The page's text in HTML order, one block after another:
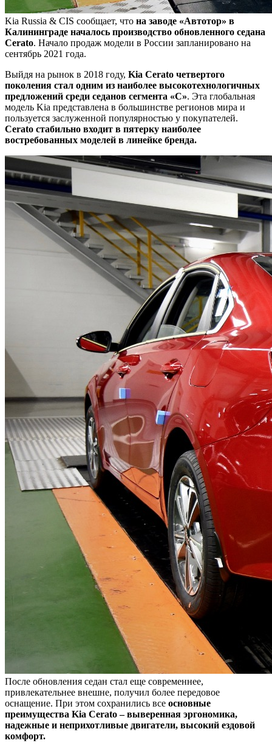
Kia Russia & CIS сообщает, что на заводе «Автотор» в
Калининграде началось производство обновленного седана
Cerato. Начало продаж модели в России запланировано на
сентябрь 2021 года.
Выйдя на рынок в 2018 году, Kia Cerato четвертого
поколения стал одним из наиболее высокотехнологичных
предложений среди седанов сегмента «С». Эта глобальная
модель Kia представлена в большинстве регионов мира и
пользуется заслуженной популярностью у покупателей.
Cerato стабильно входит в пятерку наиболее
востребованных моделей в линейке бренда.
После обновления седан стал еще современнее,
привлекательнее внешне, получил более передовое
оснащение. При этом сохранились все основные
преимущества Kia Cerato – выверенная эргономика,
надежные и неприхотливые двигатели, высокий ездовой
комфорт.